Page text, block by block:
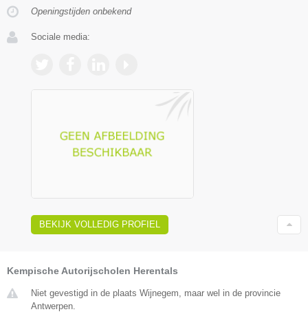
Openingstijden onbekend
Sociale media:
BEKIJK VOLLEDIG PROFIEL
Kempische Autorijscholen Herentals
Niet gevestigd in de plaats Wijnegem, maar wel in de provincie
Antwerpen.